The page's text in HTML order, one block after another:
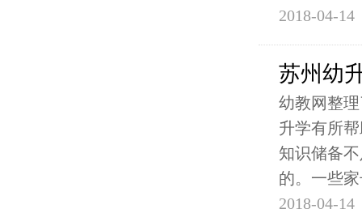
2018-04-14
苏州幼
幼教网整
升学有所
知识储备
的。一些
2018-04-14